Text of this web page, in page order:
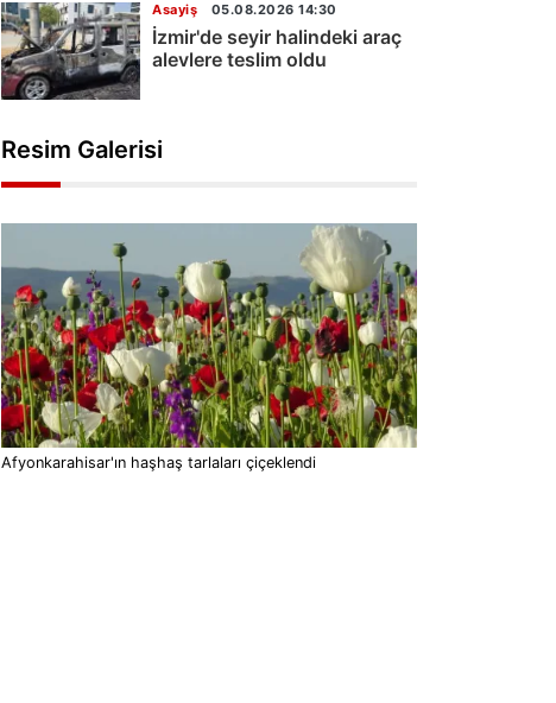
Asayiş 05.08.2026 14:30
İzmir'de seyir halindeki araç
alevlere teslim oldu
Resim Galerisi
Afyonkarahisar'ın haşhaş tarlaları çiçeklendi